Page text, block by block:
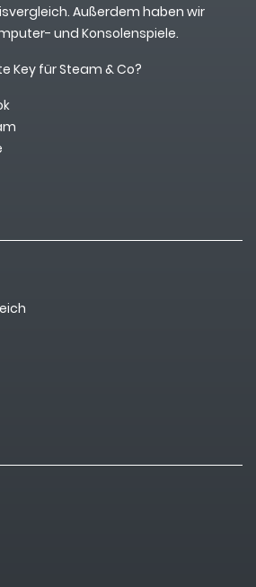
Außerdem haben wir
und Konsolenspiele.
Key für Steam & Co?